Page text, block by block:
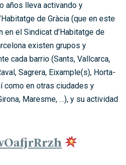
años lleva activando y
de Gràcia (que en este
el Sindicat d’Habitatge de
existen grupos y
cada barrio (Sants, Vallcarca,
Sagrera, Eixample(s), Horta-
como en otras ciudades y
Maresme, …), y su actividad